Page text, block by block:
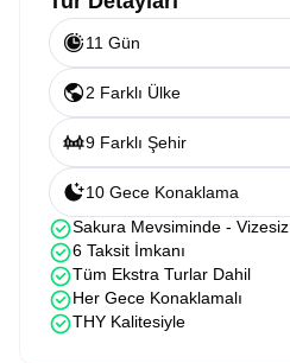
11 Gün
2 Farklı Ülke
9 Farklı Şehir
10 Gece Konaklama
Sakura Mevsiminde - Vizesiz
6 Taksit İmkanı
Tüm Ekstra Turlar Dahil
Her Gece Konaklamalı
THY Kalitesiyle